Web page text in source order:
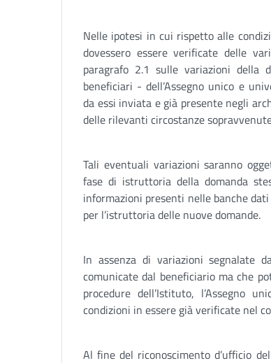
Nelle ipotesi in cui rispetto alle
dovessero essere verificate delle
paragrafo 2.1 sulle variazioni della
beneficiari - dell’Assegno unico e
da essi inviata e già presente negli
delle rilevanti circostanze
Tali eventuali variazioni saranno
fase di istruttoria della domanda
informazioni presenti nelle banche
per l’istruttoria delle nuove domande.
In assenza di variazioni segnalate
comunicate dal beneficiario ma che
procedure dell’Istituto, l’Assegno
condizioni in essere già verificate nel
Al fine del riconoscimento d’ufficio